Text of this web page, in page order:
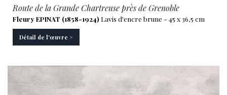
Route de la Grande Chartreuse près de Grenoble
Fleury EPINAT (1858-1924) Lavis d'encre brune - 45 x 36,5 cm
Détail de l'œuvre >